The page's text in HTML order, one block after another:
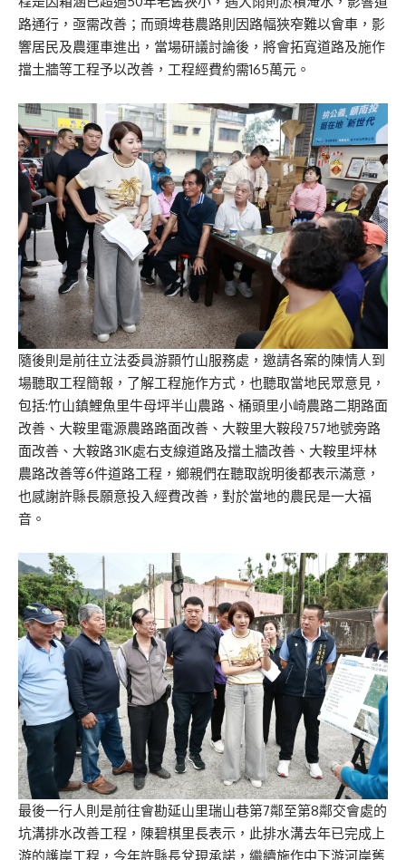
路通行，亟需改善；而頭埤巷農路則因路幅狹窄難以會車，影
響居民及農運車進出，當場研議討論後，將會拓寬道路及施作
擋土牆等工程予以改善，工程經費約需165萬元。
隨後則是前往立法委員游顥竹山服務處，邀請各案的陳情人到
場聽取工程簡報，了解工程施作方式，也聽取當地民眾意見，
包括:竹山鎮鯉魚里牛母坪半山農路、桶頭里小崎農路二期路面
改善、大鞍里電源農路路面改善、大鞍里大鞍段757地號旁路
面改善、大鞍路31K處右支線道路及擋土牆改善、大鞍里坪林
農路改善等6件道路工程，鄉親們在聽取說明後都表示滿意，
也感謝許縣長願意投入經費改善，對於當地的農民是一大福
音。
最後一行人則是前往會勘延山里瑞山巷第7鄰至第8鄰交會處的
坑溝排水改善工程，陳碧棋里長表示，此排水溝去年已完成上
游的護岸工程，今年許縣長兌現承諾，繼續施作中下游河岸舊